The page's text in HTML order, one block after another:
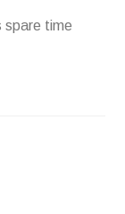
spare time